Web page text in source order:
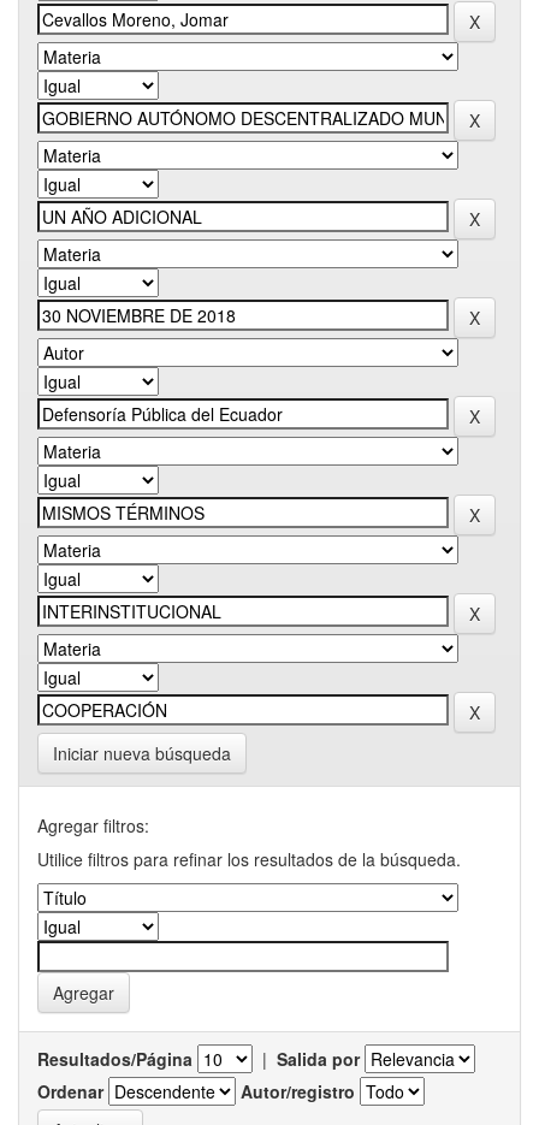
Iniciar nueva búsqueda
Agregar filtros:
Utilice filtros para refinar los resultados de la búsqueda.
Resultados/Página | Salida por
Ordenar
Autor/registro